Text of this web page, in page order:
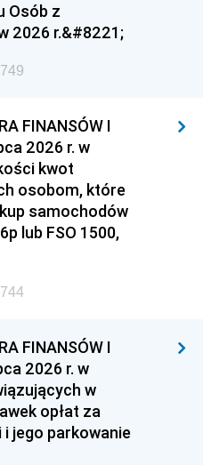
Osób z
2026 r.&#8221;
FINANSÓW I
2026 r. w
kwot
osobom, które
samochodów
lub FSO 1500,
FINANSÓW I
2026 r. w
w
opłat za
jego parkowanie